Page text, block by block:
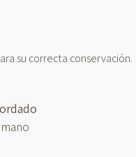
su correcta conservación.